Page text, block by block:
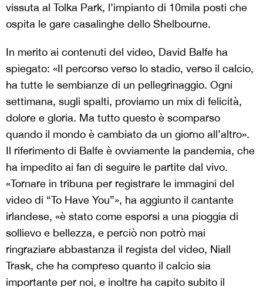
vissuta al Tolka Park, l’impianto di 10mila posti che
ospita le gare casalinghe dello Shelbourne.
In merito ai contenuti del video, David Balfe ha
spiegato: «Il percorso verso lo stadio, verso il calcio,
ha tutte le sembianze di un pellegrinaggio. Ogni
settimana, sugli spalti, proviamo un mix di felicità,
dolore e gloria. Ma tutto questo è scomparso
quando il mondo è cambiato da un giorno all’altro».
Il riferimento di Balfe è ovviamente la pandemia, che
ha impedito ai fan di seguire le partite dal vivo.
«Tornare in tribuna per registrare le immagini del
video di “To Have You”», ha aggiunto il cantante
irlandese, «è stato come esporsi a una pioggia di
sollievo e bellezza, e perciò non potrò mai
ringraziare abbastanza il regista del video, Niall
Trask, che ha compreso quanto il calcio sia
importante per noi, e inoltre ha capito subito il